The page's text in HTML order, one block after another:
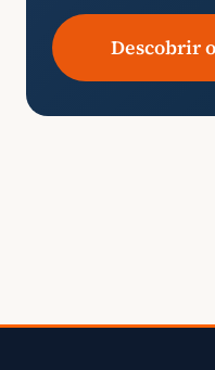
Descobrir